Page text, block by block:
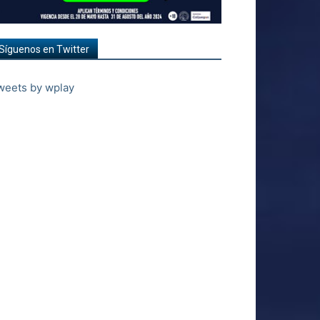
en Twitter
by wplay